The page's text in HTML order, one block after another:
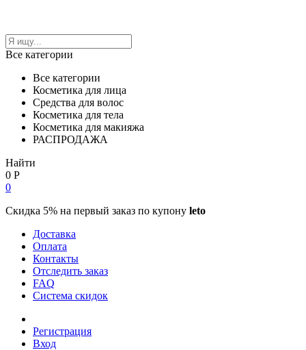
Все категории
Все категории
Косметика для лица
Средства для волос
Косметика для тела
Косметика для макияжа
РАСПРОДАЖА
Найти
0 Р
0
Скидка 5% на первый заказ по купону leto
Доставка
Оплата
Контакты
Отследить заказ
FAQ
Система скидок
Регистрация
Вход